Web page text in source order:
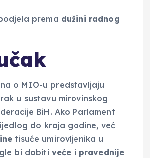
prema dužini radnog
o MIO-u predstavljaju
u sustavu mirovinskog
BiH. Ako Parlament
do kraja godine, već
tisuće umirovljenika u
bi dobiti veće i pravednije